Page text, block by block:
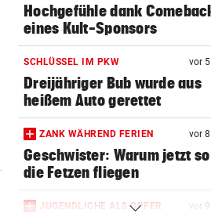
Hochgefühle dank
eines Kult-Sponsors
SCHLÜSSEL IM PKW vor
Dreijähriger Bub wurde aus
heißem Auto gerettet
ZANK WÄHREND FERIEN vor
Geschwister: Warum jetzt
die Fetzen fliegen
JUGENDLICHE ALS OPFER vor